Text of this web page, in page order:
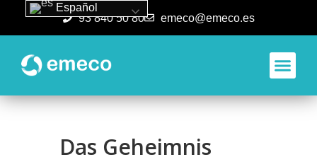
93 840 50 80 emeco@emeco.es
Das Geheimnis
Español